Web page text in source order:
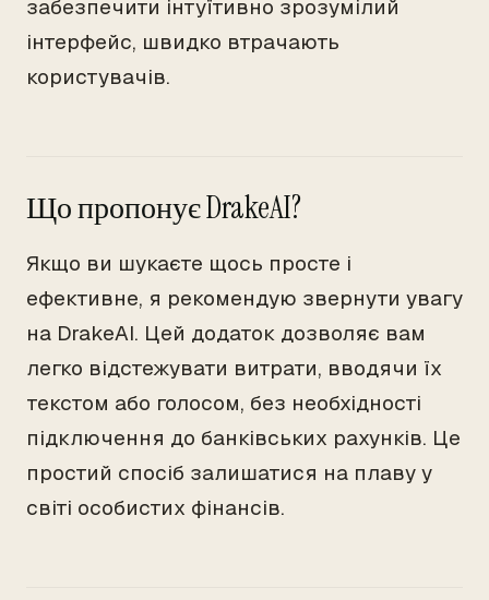
забезпечити інтуїтивно зрозумілий
інтерфейс, швидко втрачають
користувачів.
Що пропонує DrakeAI?
Якщо ви шукаєте щось просте і
ефективне, я рекомендую звернути увагу
на DrakeAI. Цей додаток дозволяє вам
легко відстежувати витрати, вводячи їх
текстом або голосом, без необхідності
підключення до банківських рахунків. Це
простий спосіб залишатися на плаву у
світі особистих фінансів.